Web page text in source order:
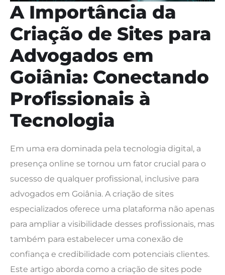
A Importância da
Criação de Sites para
Advogados em
Goiânia: Conectando
Profissionais à
Tecnologia
Em uma era dominada pela tecnologia digital, a
presença online se tornou um fator crucial para o
sucesso de qualquer profissional, inclusive para
advogados em Goiânia. A criação de sites
especializados oferece uma plataforma não apenas
para ampliar a visibilidade desses profissionais, mas
também para estabelecer uma conexão de
confiança e credibilidade com potenciais clientes.
Este artigo aborda como a criação de sites pode